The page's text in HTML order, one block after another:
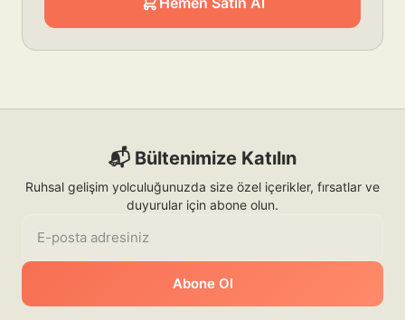
📬 Bültenimize Katılın
Ruhsal gelişim yolculuğunuzda size özel içerikler, fırsatlar ve
duyurular için abone olun.
Abone Ol